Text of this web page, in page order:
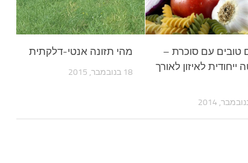
מהי תזונה אנטי-דלקתית
18 בנובמבר, 2015
טובים עם סוכרת –
ייחודית לאיזון לאורך